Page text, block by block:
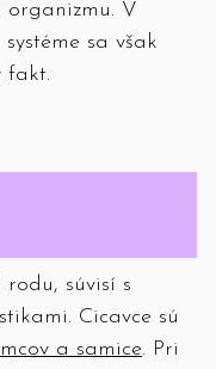
V
sa však
fakt.
súvisí s
Cicavce sú
a samice. Pri